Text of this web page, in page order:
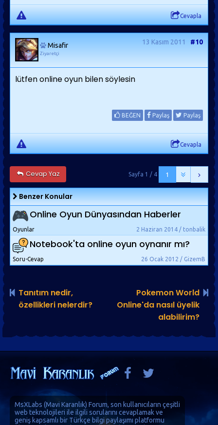
Cevapla
Misafir
Ziyaretçi
13 Kasım 2011 #10
lütfen online oyun bilen söylesin
BEĞEN Paylaş Paylaş
Cevapla
Cevap Yaz 1
Sayfa 1 / 4
Benzer Konular
Online Oyun Dünyasından Haberler
2 Haziran 2014 / tonbalik
Oyunlar
Notebook'ta online oyun oynanır mı?
26 Ocak 2012 / GizemB
Soru-Cevap
Tanıtım nedir,
özellikleri nelerdir?
Pokemon World
Online'da nasıl üyelik
alabilirim?
MsXLabs (Mavi Karanlık) Forum, son kullanıcıların çeşitli
web teknolojileri ile ilgili sorularını cevaplamak ve
geniş kapsamlı bir Türkçe bilgi paylaşımı platformu